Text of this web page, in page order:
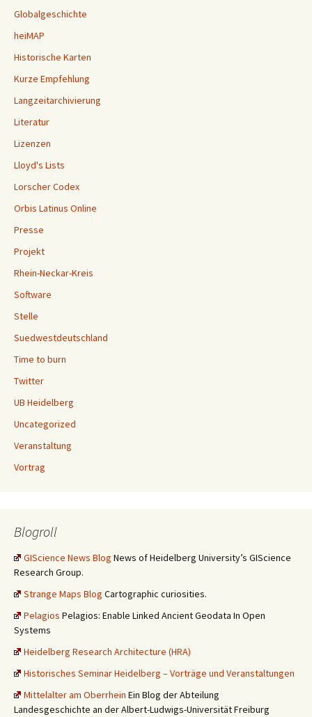
Globalgeschichte
heiMAP
Historische Karten
Kurze Empfehlung
Langzeitarchivierung
Literatur
Lizenzen
Lloyd's Lists
Lorscher Codex
Orbis Latinus Online
Presse
Projekt
Rhein-Neckar-Kreis
Software
Stelle
Suedwestdeutschland
Time to burn
Twitter
UB Heidelberg
Uncategorized
Veranstaltung
Vortrag
Blogroll
GIScience News Blog News of Heidelberg University’s GIScience
Research Group.
Strange Maps Blog Cartographic curiosities.
Pelagios Pelagios: Enable Linked Ancient Geodata In Open
Systems
Heidelberg Research Architecture (HRA)
Historisches Seminar Heidelberg – Vorträge und Veranstaltungen
Mittelalter am Oberrhein Ein Blog der Abteilung
Landesgeschichte an der Albert-Ludwigs-Universität Freiburg